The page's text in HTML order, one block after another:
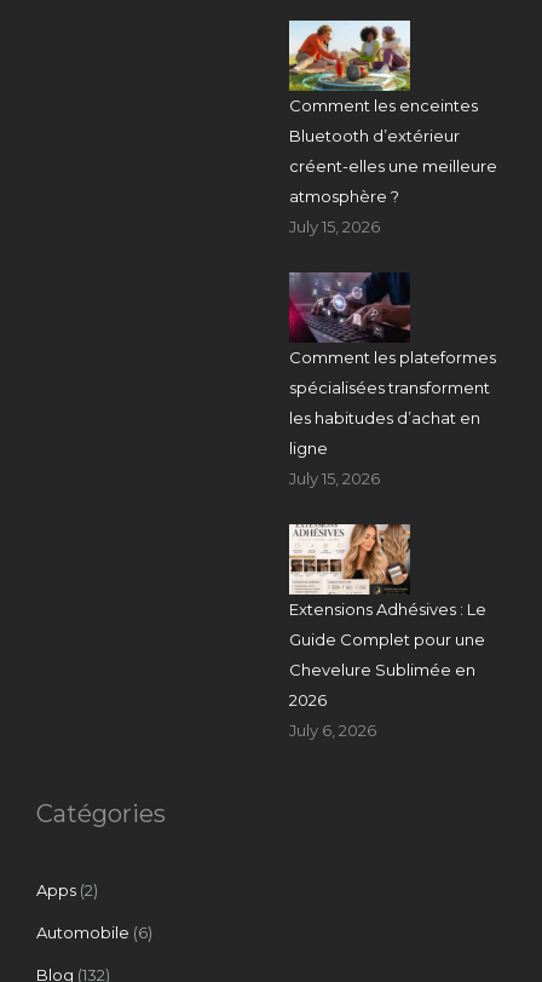
Comment les enceintes
Bluetooth d’extérieur
créent-elles une meilleure
atmosphère ?
July 15, 2026
Comment les plateformes
spécialisées transforment
les habitudes d’achat en
ligne
July 15, 2026
Extensions Adhésives : Le
Guide Complet pour une
Chevelure Sublimée en
2026
July 6, 2026
Catégories
Apps (2)
Automobile (6)
Blog (132)